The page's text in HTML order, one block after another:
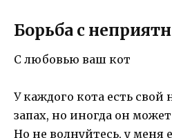
Борьба с
С любовью ваш кот
У каждого кота есть
запах, но иногда он
Но не волнуйтесь, у меня